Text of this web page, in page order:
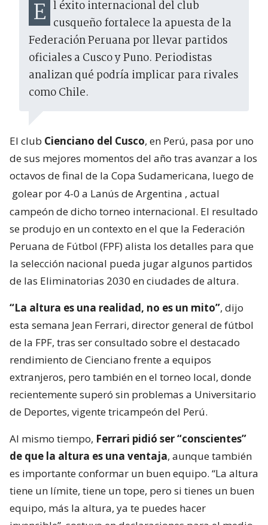
El éxito internacional del club cusqueño fortalece la apuesta de la
Federación Peruana por llevar partidos
oficiales a Cusco y Puno. Periodistas
analizan qué podría implicar para rivales
como Chile.
El club Cienciano del Cusco, en Perú, pasa por uno
de sus mejores momentos del año tras avanzar a los
octavos de final de la Copa Sudamericana, luego de
golear por 4-0 a Lanús de Argentina , actual
campeón de dicho torneo internacional. El resultado
se produjo en un contexto en el que la Federación
Peruana de Fútbol (FPF) alista los detalles para que
la selección nacional pueda jugar algunos partidos
de las Eliminatorias 2030 en ciudades de altura.
“La altura es una realidad, no es un mito”, dijo
esta semana Jean Ferrari, director general de fútbol
de la FPF, tras ser consultado sobre el destacado
rendimiento de Cienciano frente a equipos
extranjeros, pero también en el torneo local, donde
recientemente superó sin problemas a Universitario
de Deportes, vigente tricampeón del Perú.
Al mismo tiempo, Ferrari pidió ser “conscientes”
de que la altura es una ventaja, aunque también
es importante conformar un buen equipo. “La altura
tiene un límite, tiene un tope, pero si tienes un buen
equipo, más la altura, ya te puedes hacer